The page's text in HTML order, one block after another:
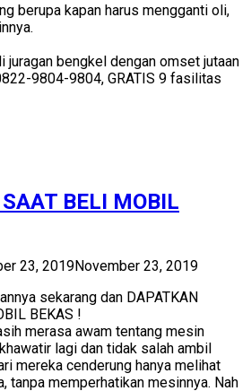
berupa kapan harus mengganti oli,
juragan bengkel dengan omset jutaan
9804-9804, GRATIS 9 fasilitas
BELI MOBIL
23, 2019November 23, 2019
sekarang dan DAPATKAN
BEKAS !
merasa awam tentang mesin
lagi dan tidak salah ambil
mereka cenderung hanya melihat
tanpa memperhatikan mesinnya. Nah